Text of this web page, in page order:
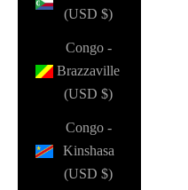
(USD $)
Congo -
Brazzaville
(USD $)
Congo -
Kinshasa
(USD $)